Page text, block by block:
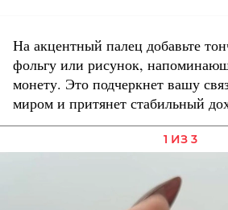
На акцентный палец добавьте
фольгу или рисунок,
монету. Это подчеркнет вашу
миром и притянет стабильный
1 ИЗ 3